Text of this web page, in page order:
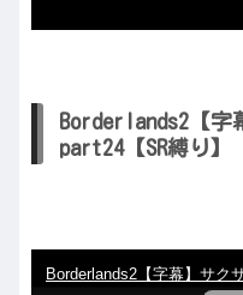
Borderlands2【字
part24【SR縛り】